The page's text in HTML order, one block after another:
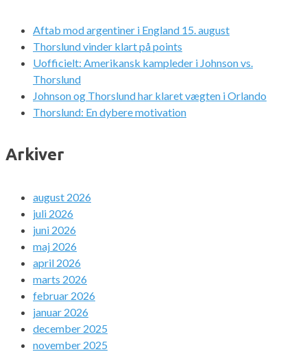
Aftab mod argentiner i England 15. august
Thorslund vinder klart på points
Uofficielt: Amerikansk kampleder i Johnson vs.
Thorslund
Johnson og Thorslund har klaret vægten i Orlando
Thorslund: En dybere motivation
Arkiver
august 2026
juli 2026
juni 2026
maj 2026
april 2026
marts 2026
februar 2026
januar 2026
december 2025
november 2025